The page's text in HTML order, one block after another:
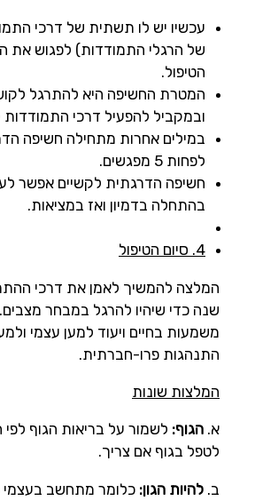
עכשיו יש לו תשתית של דרכי
של הרגלי התמודדות) לפגוש את
הטיפול.
המטרת החשיפה היא להתרגל
ובמקביל להפעיל דרכי התמודדות
במילים אחרות מתחילה חשיפה
לפחות 5 מפגשים.
חשיפה הדרגתית לקשיים אפשר
בהתחלה בדמיון ואז במציאות.
4. סיום הטיפול
המלצה להמשיך לאמן את דרכי
שנה כדי שיהיו להרגל במבחר מצבים.
משמעות בחיים ויעוד למען עצמי
התנהגות פרו-חברתית.
המלצות שונות
א. הגוף: לשמור על בריאות הגוף לפי
לטפל בגוף אם צריך.
ב. להיות הגון: כלומר מתחשב